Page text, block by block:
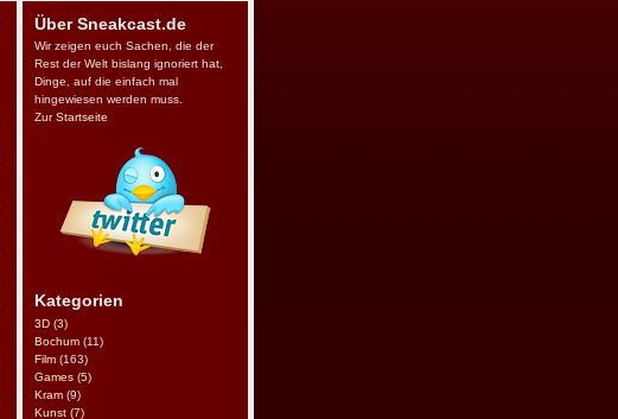
Über Sneakcast.de
Wir zeigen euch Sachen, die der
Rest der Welt bislang ignoriert hat,
Dinge, auf die einfach mal
hingewiesen werden muss.
Zur Startseite
Kategorien
3D (3)
Bochum (11)
Film (163)
Games (5)
Kram (9)
Kunst (7)